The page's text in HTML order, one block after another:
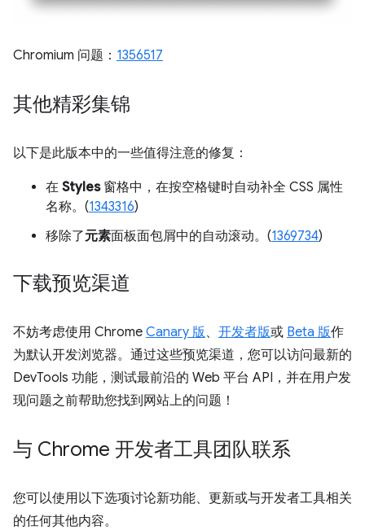
Chromium 问题： 1356517
其他精彩集锦
以下是此版本中的一些值得注意的修复：
在 Styles窗格中，在按空格键时自动补全 CSS 属性
名称。(1343316)
移除了元素面板面包屑中的自动滚动。(1369734)
下载预览渠道
不妨考虑使用 Chrome Canary 版 、 开发者版或 Beta 版作
为默认开发浏览器。通过这些预览渠道，您可以访问最新的
DevTools 功能，测试最前沿的 Web 平台 API，并在用户发
现问题之前帮助您找到网站上的问题！
与 Chrome 开发者工具团队联系
您可以使用以下选项讨论新功能、更新或与开发者工具相关
的任何其他内容。